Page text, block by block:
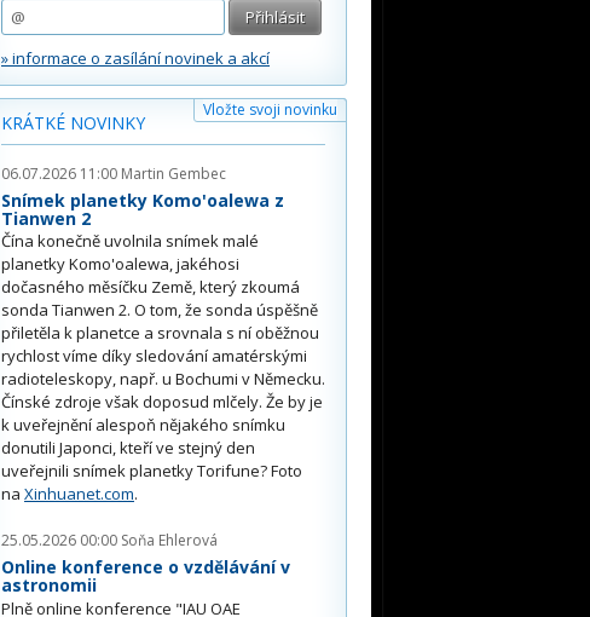
» informace o zasílání novinek a akcí
Vložte svoji novinku
KRÁTKÉ NOVINKY
06.07.2026 11:00 Martin Gembec
Snímek planetky Komo'oalewa z
Tianwen 2
Čína konečně uvolnila snímek malé
planetky Komo'oalewa, jakéhosi
dočasného měsíčku Země, který zkoumá
sonda Tianwen 2. O tom, že sonda úspěšně
přiletěla k planetce a srovnala s ní oběžnou
rychlost víme díky sledování amatérskými
radioteleskopy, např. u Bochumi v Německu.
Čínské zdroje však doposud mlčely. Že by je
k uveřejnění alespoň nějakého snímku
donutili Japonci, kteří ve stejný den
uveřejnili snímek planetky Torifune? Foto
na Xinhuanet.com.
25.05.2026 00:00 Soňa Ehlerová
Online konference o vzdělávání v
astronomii
Plně online konference "IAU OAE